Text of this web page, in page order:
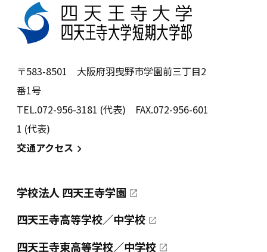
〒583-8501 大阪府羽曳野市学園前三丁目2
番1号
TEL.072-956-3181 (代表) FAX.072-956-601
1 (代表)
交通アクセス
学校法人 四天王寺学園
四天王寺高等学校／中学校
四天王寺東高等学校／中学校